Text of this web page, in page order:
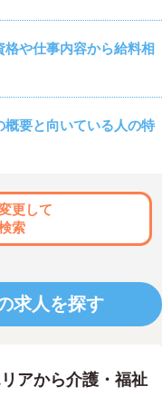
や仕事内容から給料相
要と向いている人の特
更して
索
求人を探す
アから介護・福祉